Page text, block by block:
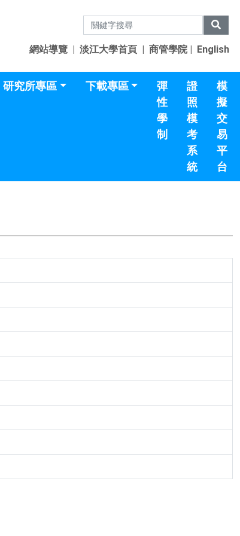
網站導覽 | 淡江大學首頁 | 商管學院| English
研究所專區 下載專區
彈
性
學
制
證
照
模
考
系
統
模
擬
交
易
平
台